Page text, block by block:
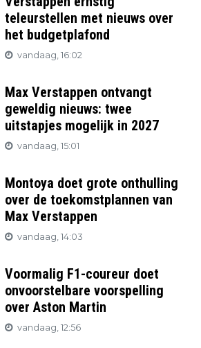
teleurstellen met nieuws over
het budgetplafond
vandaag, 16:02
Max Verstappen ontvangt
geweldig nieuws: twee
uitstapjes mogelijk in 2027
vandaag, 15:01
Montoya doet grote onthulling
over de toekomstplannen van
Max Verstappen
vandaag, 14:03
Voormalig F1-coureur doet
onvoorstelbare voorspelling
over Aston Martin
vandaag, 12:56